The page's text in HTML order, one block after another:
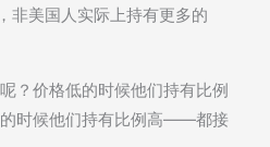
非美国人实际上持有更多的
？价格低的时候他们持有比例
时候他们持有比例高——都接